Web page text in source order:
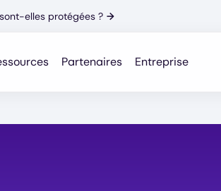
elles protégées ? →
Partenaires Entreprise